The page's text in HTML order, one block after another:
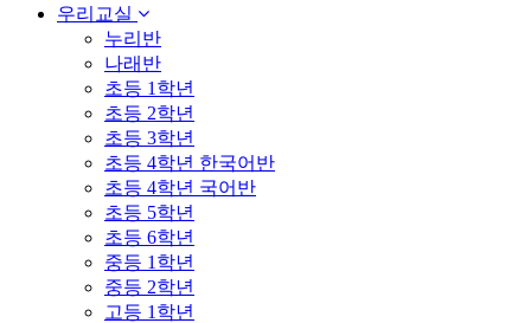
우리교실
누리반
나래반
초등 1학년
초등 2학년
초등 3학년
초등 4학년 한국어반
초등 4학년 국어반
초등 5학년
초등 6학년
중등 1학년
중등 2학년
고등 1학년